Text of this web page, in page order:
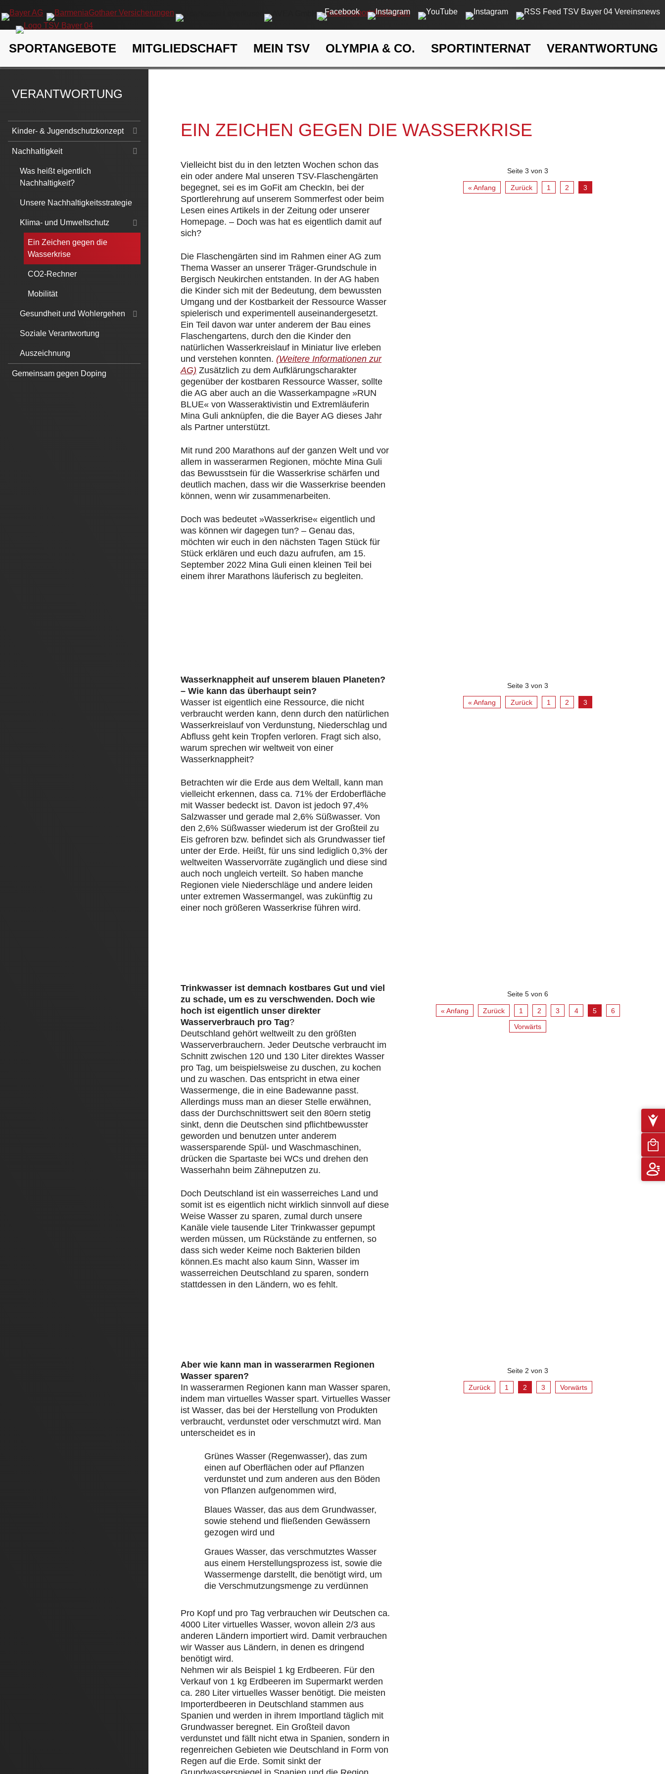
Navigation
überspringen
SPORTANGEBOTE MITGLIEDSCHAFT MEIN TSV OLYMPIA & CO. SPORTINTERNAT VERANTWORTUNG
EIN ZEICHEN GEGEN DIE WASSERKRISE
Vielleicht bist du in den letzten Wochen schon das
ein oder andere Mal unseren TSV-Flaschengärten
begegnet, sei es im GoFit am CheckIn, bei der
Sportlerehrung auf unserem Sommerfest oder beim
Lesen eines Artikels in der Zeitung oder unserer
Homepage. – Doch was hat es eigentlich damit auf
sich?
Die Flaschengärten sind im Rahmen einer AG zum
Thema Wasser an unserer Träger-Grundschule in
Bergisch Neukirchen entstanden. In der AG haben
die Kinder sich mit der Bedeutung, dem bewussten
Umgang und der Kostbarkeit der Ressource Wasser
spielerisch und experimentell auseinandergesetzt.
Ein Teil davon war unter anderem der Bau eines
Flaschengartens, durch den die Kinder den
natürlichen Wasserkreislauf in Miniatur live erleben
und verstehen konnten. (Weitere Informationen zur
AG) Zusätzlich zu dem Aufklärungscharakter
gegenüber der kostbaren Ressource Wasser, sollte
die AG aber auch an die Wasserkampagne »RUN
BLUE« von Wasseraktivistin und Extremläuferin
Mina Guli anknüpfen, die die Bayer AG dieses Jahr
als Partner unterstützt.
Mit rund 200 Marathons auf der ganzen Welt und vor
allem in wasserarmen Regionen, möchte Mina Guli
das Bewusstsein für die Wasserkrise schärfen und
deutlich machen, dass wir die Wasserkrise beenden
können, wenn wir zusammenarbeiten.
Doch was bedeutet »Wasserkrise« eigentlich und
was können wir dagegen tun? – Genau das,
möchten wir euch in den nächsten Tagen Stück für
Stück erklären und euch dazu aufrufen, am 15.
September 2022 Mina Guli einen kleinen Teil bei
einem ihrer Marathons läuferisch zu begleiten.
Seite 3 von 3
« Anfang Zurück 1 2 3
Wasserknappheit auf unserem blauen Planeten?
– Wie kann das überhaupt sein?
Wasser ist eigentlich eine Ressource, die nicht
verbraucht werden kann, denn durch den natürlichen
Wasserkreislauf von Verdunstung, Niederschlag und
Abfluss geht kein Tropfen verloren. Fragt sich also,
warum sprechen wir weltweit von einer
Wasserknappheit?
Betrachten wir die Erde aus dem Weltall, kann man
vielleicht erkennen, dass ca. 71% der Erdoberfläche
mit Wasser bedeckt ist. Davon ist jedoch 97,4%
Salzwasser und gerade mal 2,6% Süßwasser. Von
den 2,6% Süßwasser wiederum ist der Großteil zu
Eis gefroren bzw. befindet sich als Grundwasser tief
unter der Erde. Heißt, für uns sind lediglich 0,3% der
weltweiten Wasservorräte zugänglich und diese sind
auch noch ungleich verteilt. So haben manche
Regionen viele Niederschläge und andere leiden
unter extremen Wassermangel, was zukünftig zu
einer noch größeren Wasserkrise führen wird.
Seite 3 von 3
« Anfang Zurück 1 2 3
Trinkwasser ist demnach kostbares Gut und viel
zu schade, um es zu verschwenden. Doch wie
hoch ist eigentlich unser direkter
Wasserverbrauch pro Tag?
Deutschland gehört weltweilt zu den größten
Wasserverbrauchern. Jeder Deutsche verbraucht im
Schnitt zwischen 120 und 130 Liter direktes Wasser
pro Tag, um beispielsweise zu duschen, zu kochen
und zu waschen. Das entspricht in etwa einer
Wassermenge, die in eine Badewanne passt.
Allerdings muss man an dieser Stelle erwähnen,
dass der Durchschnittswert seit den 80ern stetig
sinkt, denn die Deutschen sind pflichtbewusster
geworden und benutzen unter anderem
wassersparende Spül- und Waschmaschinen,
drücken die Spartaste bei WCs und drehen den
Wasserhahn beim Zähneputzen zu.
Doch Deutschland ist ein wasserreiches Land und
somit ist es eigentlich nicht wirklich sinnvoll auf diese
Weise Wasser zu sparen, zumal durch unsere
Kanäle viele tausende Liter Trinkwasser gepumpt
werden müssen, um Rückstände zu entfernen, so
dass sich weder Keime noch Bakterien bilden
können.Es macht also kaum Sinn, Wasser im
wasserreichen Deutschland zu sparen, sondern
stattdessen in den Ländern, wo es fehlt.
Seite 5 von 6
« Anfang Zurück 1 2 3 4 5
6
Vorwärts
Aber wie kann man in wasserarmen Regionen
Wasser sparen?
In wasserarmen Regionen kann man Wasser sparen,
indem man virtuelles Wasser spart. Virtuelles Wasser
ist Wasser, das bei der Herstellung von Produkten
verbraucht, verdunstet oder verschmutzt wird. Man
unterscheidet es in
Grünes Wasser (Regenwasser), das zum
einen auf Oberflächen oder auf Pflanzen
verdunstet und zum anderen aus den Böden
von Pflanzen aufgenommen wird,
Blaues Wasser, das aus dem Grundwasser,
sowie stehend und fließenden Gewässern
gezogen wird und
Graues Wasser, das verschmutztes Wasser
aus einem Herstellungsprozess ist, sowie die
Wassermenge darstellt, die benötigt wird, um
die Verschmutzungsmenge zu verdünnen
Pro Kopf und pro Tag verbrauchen wir Deutschen ca.
4000 Liter virtuelles Wasser, wovon allein 2/3 aus
anderen Ländern importiert wird. Damit verbrauchen
wir Wasser aus Ländern, in denen es dringend
benötigt wird.
Nehmen wir als Beispiel 1 kg Erdbeeren. Für den
Verkauf von 1 kg Erdbeeren im Supermarkt werden
ca. 280 Liter virtuelles Wasser benötigt. Die meisten
Importerdbeeren in Deutschland stammen aus
Spanien und werden in ihrem Importland täglich mit
Grundwasser beregnet. Ein Großteil davon
verdunstet und fällt nicht etwa in Spanien, sondern in
regenreichen Gebieten wie Deutschland in Form von
Regen auf die Erde. Somit sinkt der
Seite 2 von 3
Zurück 1 2 3 Vorwärts
VERANTWORTUNG
Navigation
überspringen
Kinder- & Jugendschutzkonzept
Nachhaltigkeit
Was heißt eigentlich
Nachhaltigkeit?
Unsere Nachhaltigkeitsstrategie
Klima- und Umweltschutz
Ein Zeichen gegen die
Wasserkrise
CO2-Rechner
Mobilität
Gesundheit und Wohlergehen
Soziale Verantwortung
Auszeichnung
Gemeinsam gegen Doping